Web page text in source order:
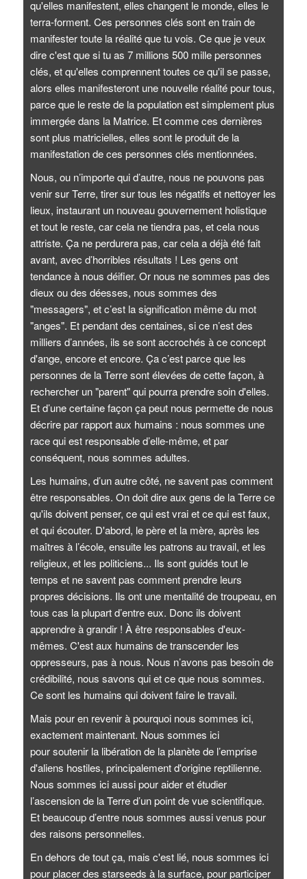
qu'elles manifestent, elles changent le monde, elles le
terra-forment. Ces personnes clés sont en train de
manifester toute la réalité que tu vois. Ce que je veux
dire c'est que si tu as 7 millions 500 mille personnes
clés, et qu'elles comprennent toutes ce qu'il se passe,
alors elles manifesteront une nouvelle réalité pour tous,
parce que le reste de la population est simplement plus
immergée dans la Matrice. Et comme ces dernières
sont plus matricielles, elles sont le produit de la
manifestation de ces personnes clés mentionnées.
Nous, ou n’importe qui d’autre, nous ne pouvons pas
venir sur Terre, tirer sur tous les négatifs et nettoyer les
lieux, instaurant un nouveau gouvernement holistique
et tout le reste, car cela ne tiendra pas, et cela nous
attriste. Ça ne perdurera pas, car cela a déjà été fait
avant, avec d’horribles résultats ! Les gens ont
tendance à nous déifier. Or nous ne sommes pas des
dieux ou des déesses, nous sommes des
"messagers", et c’est la signification même du mot
"anges". Et pendant des centaines, si ce n’est des
milliers d’années, ils se sont accrochés à ce concept
d'ange, encore et encore. Ça c’est parce que les
personnes de la Terre sont élevées de cette façon, à
rechercher un "parent" qui pourra prendre soin d'elles.
Et d’une certaine façon ça peut nous permette de nous
décrire par rapport aux humains : nous sommes une
race qui est responsable d’elle-même, et par
conséquent, nous sommes adultes.
Les humains, d’un autre côté, ne savent pas comment
être responsables. On doit dire aux gens de la Terre ce
qu'ils doivent penser, ce qui est vrai et ce qui est faux,
et qui écouter. D'abord, le père et la mère, après les
maîtres à l’école, ensuite les patrons au travail, et les
religieux, et les politiciens... Ils sont guidés tout le
temps et ne savent pas comment prendre leurs
propres décisions. Ils ont une mentalité de troupeau, en
tous cas la plupart d’entre eux. Donc ils doivent
apprendre à grandir ! À être responsables d'eux-
mêmes. C'est aux humains de transcender les
oppresseurs, pas à nous. Nous n’avons pas besoin de
crédibilité, nous savons qui et ce que nous sommes.
Ce sont les humains qui doivent faire le travail.
Mais pour en revenir à pourquoi nous sommes ici,
exactement maintenant. Nous sommes ici
pour soutenir la libération de la planète de l’emprise
d'aliens hostiles, principalement d'origine reptilienne.
Nous sommes ici aussi pour aider et étudier
l’ascension de la Terre d’un point de vue scientifique.
Et beaucoup d’entre nous sommes aussi venus pour
des raisons personnelles.
En dehors de tout ça, mais c'est lié, nous sommes ici
pour placer des starseeds à la surface, pour participer